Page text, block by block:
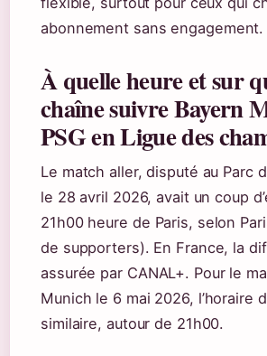
abonnement sans engagement.
À quelle heure et sur
chaîne suivre Bayern
PSG en Ligue des
Le match aller, disputé au Parc
le 28 avril 2026, avait un coup
21h00 heure de Paris, selon
de supporters). En France, la
assurée par CANAL+. Pour le
Munich le 6 mai 2026, l’horaire
similaire, autour de 21h00.